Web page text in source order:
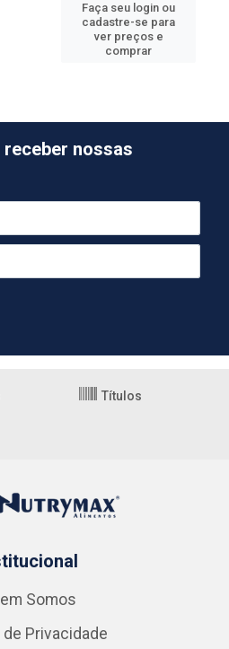
Faça seu login ou
cadastre-se para
ver preços e
comprar
nossas
Títulos
Somos
de Privacidade